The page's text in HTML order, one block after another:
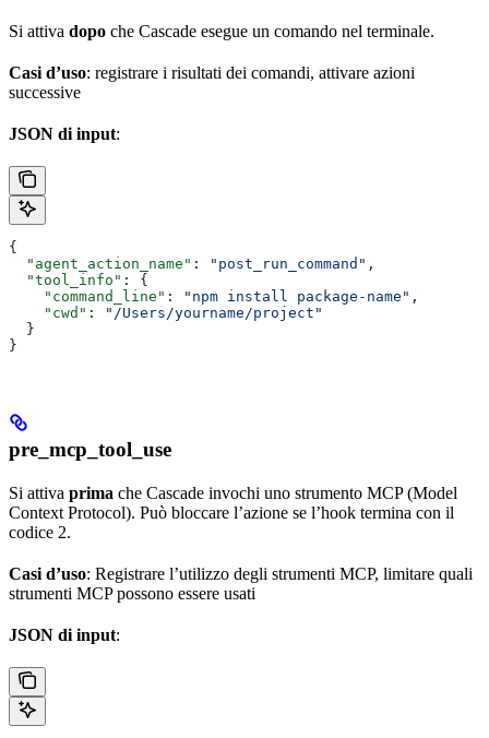
Si attiva dopo che Cascade esegue un comando nel terminale.
Casi d’uso: registrare i risultati dei comandi, attivare azioni
successive
JSON di input:
{
  "agent_action_name"
: "post_run_command" ,
  "tool_info"
: {
    "command_line"
: "npm install package-name" ,
    "cwd"
:
"/Users/yourname/project"
  }
}
pre_mcp_tool_use
Si attiva prima che Cascade invochi uno strumento MCP (Model
Context Protocol). Può bloccare l’azione se l’hook termina con il
codice 2.
Casi d’uso: Registrare l’utilizzo degli strumenti MCP, limitare quali
strumenti MCP possono essere usati
JSON di input: